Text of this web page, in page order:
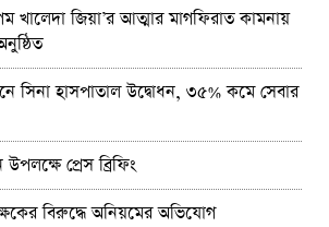
খালেদা জিয়া’র আত্মার মাগফিরাত কামনায়
সিনা হাসপাতাল উদ্বোধন, ৩৫% কমে সেবার
প্রেস ব্রিফিং
বিরুদ্ধে অনিয়মের অভিযোগ